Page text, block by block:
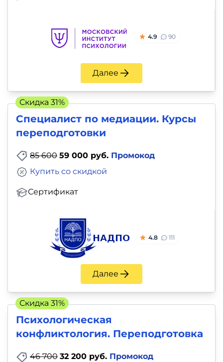
4.9 90
Далее
Специалист по медиации. Курсы
переподготовки
85 600 59 000 руб. Промокод
Сертификат
Купить со скидкой
4.8 111
Далее
Скидка 31%
Психологическая
конфликтология. Переподготовка
46 700 32 200 руб. Промокод
Скидка 31%